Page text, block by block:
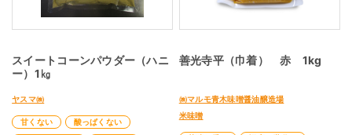
スイートコーンパウダー（ハニ
ー）1㎏
ヤスマ㈱
甘くない
酸っぱくない
善光寺平（巾着） 赤 1kg
㈱マルモ青木味噌醤油醸造場
米味噌